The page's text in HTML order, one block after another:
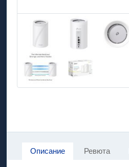
Описание Ревюта